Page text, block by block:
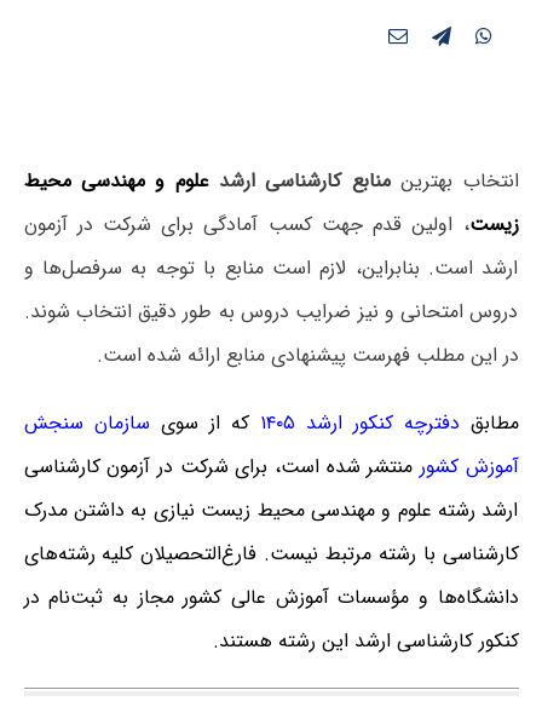
انتخاب بهترینمنابع کارشناسی ارشدعلوم و مهندسی محیط
زیست، اولین قدم جهت کسب آمادگی برای شرکت در آزمون
ارشد است. بنابراین، لازم است منابع با توجه به سرفصل‌ها و
دروس امتحانی و نیز ضرایب دروس به طور دقیق انتخاب شوند.
در این مطلب فهرست پیشنهادی منابع ارائه شده است.
مطابق دفترچه کنکور ارشد ۱۴۰۵ که از سوی سازمان سنجش
آموزش کشور منتشر شده است، برای شرکت در آزمون کارشناسی
ارشد رشته علوم و مهندسی محیط زیست نیازی به داشتن مدرک
کارشناسی با رشته مرتبط نیست. فارغ‌‌التحصیلان کلیه رشته‌های
دانشگاه‌ها و مؤسسات آموزش عالی کشور مجاز به ثبت‌نام در
کنکور کارشناسی ارشد این رشته هستند.